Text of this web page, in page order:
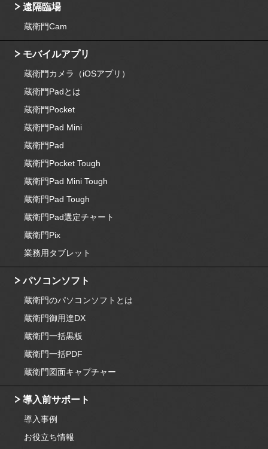
遠隔臨場
蔵衛門Cam
モバイルアプリ
蔵衛門カメラ（iOSアプリ）
蔵衛門Padとは
蔵衛門Pocket
蔵衛門Pad Mini
蔵衛門Pad
蔵衛門Pocket Tough
蔵衛門Pad Mini Tough
蔵衛門Pad Tough
蔵衛門Pad選定チャート
蔵衛門Pix
業務用タブレット
パソコンソフト
蔵衛門のパソコンソフトとは
蔵衛門御用達DX
蔵衛門一括黒板
蔵衛門一括PDF
蔵衛門図面キャプチャー
導入前サポート
導入事例
お役立ち情報